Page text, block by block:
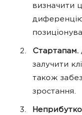
визначити
Стартапам.
залучити
також
зростання.